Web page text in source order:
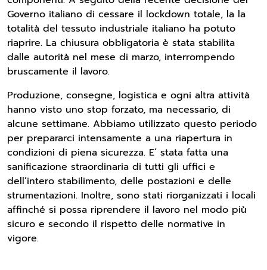
Governo italiano di cessare il lockdown totale, la la
totalità del tessuto industriale italiano ha potuto
riaprire. La chiusura obbligatoria è stata stabilita
dalle autorità nel mese di marzo, interrompendo
bruscamente il lavoro.
Produzione, consegne, logistica e ogni altra attività
hanno visto uno stop forzato, ma necessario, di
alcune settimane. Abbiamo utilizzato questo periodo
per prepararci intensamente a una riapertura in
condizioni di piena sicurezza. E’ stata fatta una
sanificazione straordinaria di tutti gli uffici e
dell’intero stabilimento, delle postazioni e delle
strumentazioni. Inoltre, sono stati riorganizzati i locali
affinché si possa riprendere il lavoro nel modo più
sicuro e secondo il rispetto delle normative in
vigore.